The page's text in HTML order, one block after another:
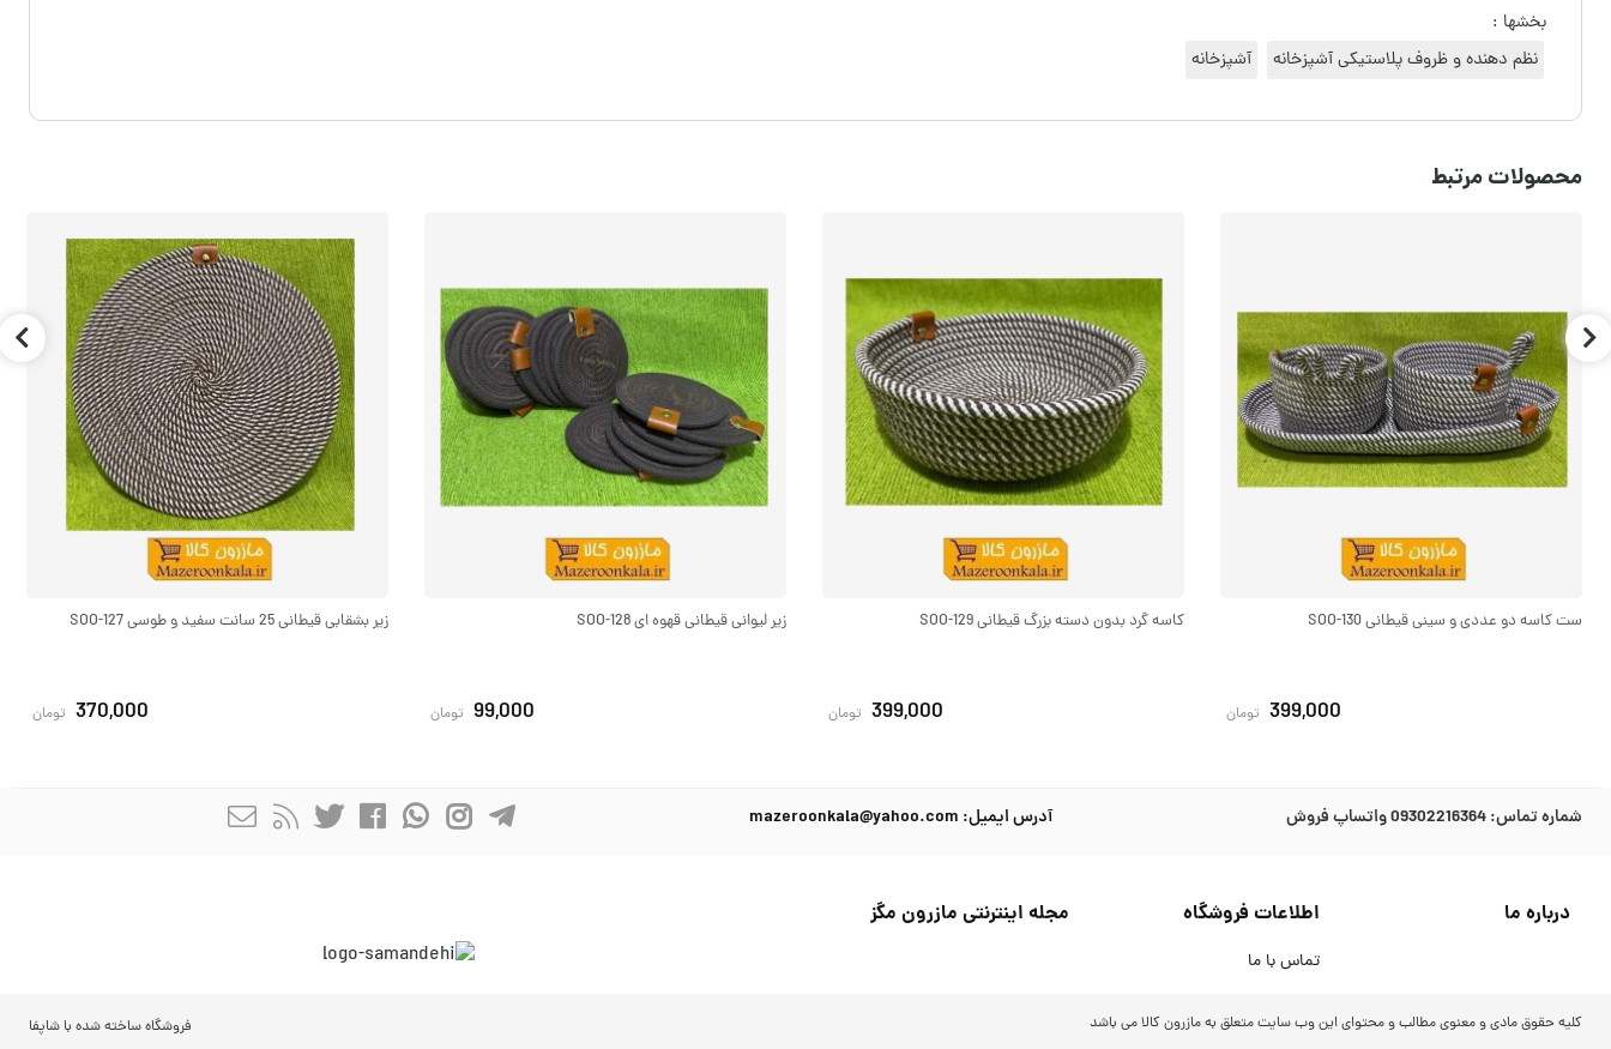
بخشها :
نظم دهنده و ظروف پلاستیکی آشپزخانه
آشپزخانه
محصولات مرتبط
ست کاسه دو عددی و سینی قیطانی SOO-130
399,000 تومان
کاسه گرد بدون دسته بزرگ قیطانی SOO-129
399,000 تومان
زیر لیوانی قیطانی قهوه ای SOO-128
99,000 تومان
زیر بشقابی قیطانی 25 سانت سفید و طوسی SOO-127
370,000 تومان
شماره تماس:09302216364 واتساپ فروش آدرس ایمیل: mazeroonkala@yahoo.com
درباره ما اطلاعات فروشگاه
تماس با ما
مجله اینترنتی مازرون مگز
کلیه حقوق مادی و معنوی مطالب و محتوای این وب سایت متعلق به مازرون کالا می باشد فروشگاه ساخته شده با شاپفا